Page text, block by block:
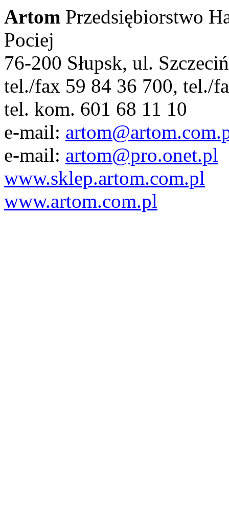
Artom Przedsiębiorstwo
Pociej
76-200 Słupsk, ul.
tel./fax 59 84 36 700, tel./
tel. kom. 601 68 11 10
e-mail:
e-mail: artom@pro.onet.pl
www.sklep.artom.com.pl
www.artom.com.pl